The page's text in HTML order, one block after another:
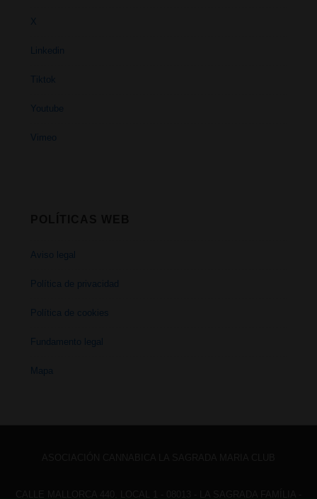
X
Linkedin
Tiktok
Youtube
Vimeo
Aviso legal
Política de privacidad
Política de cookies
Fundamento legal
Mapa